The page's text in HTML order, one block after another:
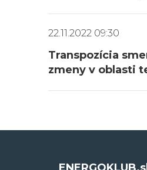
22.11.2022 09:30
Transpozícia
zmeny v oblasti